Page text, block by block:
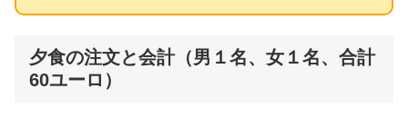
夕食の注文と会計（男１名、女１名、合計
60ユーロ）